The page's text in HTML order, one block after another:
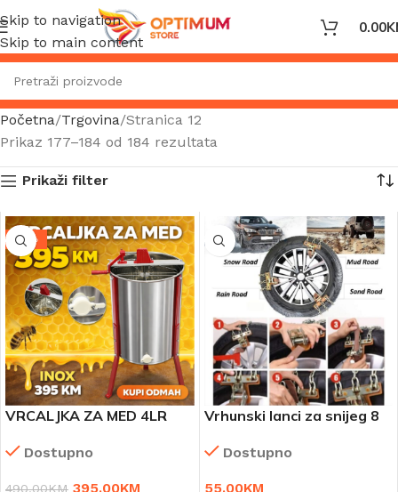
Skip to navigation
Skip to main content
0.00
Početna Trgovina Stranica 12
Prikaz 177–184 od 184 rezultata
Prikaži filter
-19%
VRCALJKA ZA MED 4LR
Dostupno
490.00KM 395.00KM
Vrhunski lanci za snijeg 8
Dostupno
55.00KM